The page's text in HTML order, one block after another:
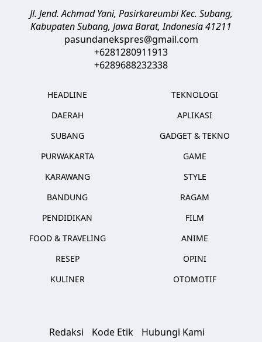
Jl. Jend. Achmad Yani, Pasirkareumbi Kec. Subang,
Kabupaten Subang, Jawa Barat,Indonesia41211
pasundanekspres@gmail.com
+6281280911913
+6289688232338
HEADLINE
DAERAH
SUBANG
PURWAKARTA
KARAWANG
BANDUNG
PENDIDIKAN
FOOD & TRAVELING
RESEP
KULINER
TEKNOLOGI
APLIKASI
GADGET & TEKNO
GAME
STYLE
RAGAM
FILM
ANIME
OPINI
OTOMOTIF
Redaksi Kode Etik Hubungi Kami